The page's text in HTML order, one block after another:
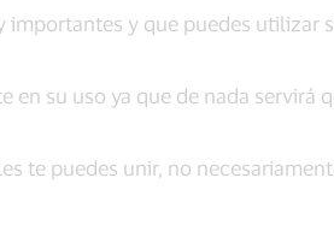
importantes y que puedes utilizar
en su uso ya que de nada servirá
te puedes unir, no